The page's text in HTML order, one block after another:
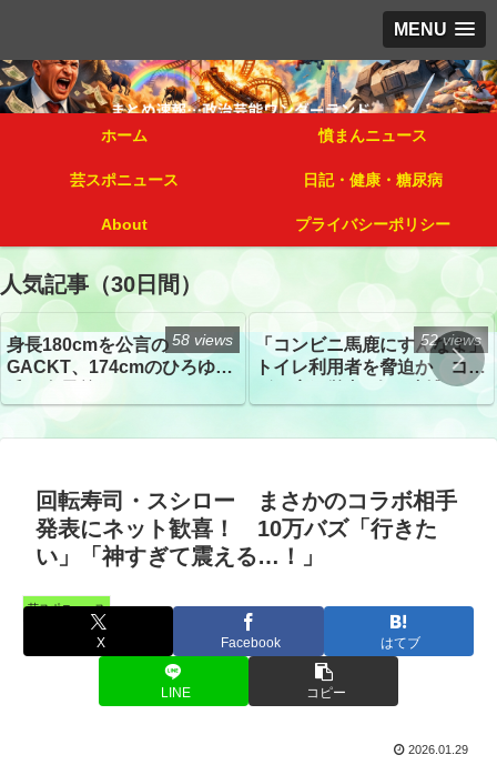
MENU
ホーム 憤まんニュース
芸スポニュース 日記・健康・糖尿病
About プライバシーポリシー
人気記事（30日間）
身長180cmを公言の
GACKT、174cmのひろゆき
トざわつき イベントでの写
真が話題
58 views
「コンビニ馬鹿にすんなよ」
トイレ利用者を脅迫か コン
52 views
回転寿司・スシロー まさかのコラボ相手
発表にネット歓喜！ 10万バズ「行きた
い」「神すぎて震える…！」
芸スポニュース
X Facebook はてブ
LINE コピー
2026.01.29